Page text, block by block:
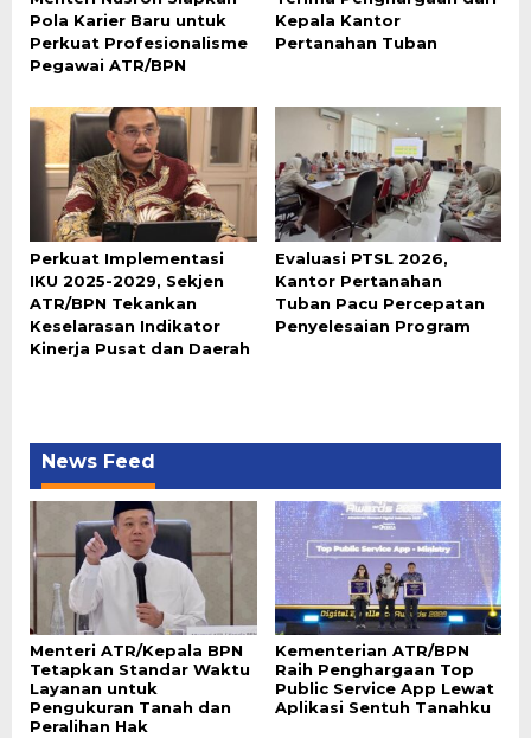
Pola Karier Baru untuk
Perkuat Profesionalisme
Pegawai ATR/BPN
Kepala Kantor
Pertanahan Tuban
Perkuat Implementasi
IKU 2025-2029, Sekjen
ATR/BPN Tekankan
Keselarasan Indikator
Kinerja Pusat dan Daerah
Evaluasi PTSL 2026,
Kantor Pertanahan
Tuban Pacu Percepatan
Penyelesaian Program
News Feed
Menteri ATR/Kepala BPN
Tetapkan Standar Waktu
Layanan untuk
Pengukuran Tanah dan
Peralihan Hak
Kementerian ATR/BPN
Raih Penghargaan Top
Public Service App Lewat
Aplikasi Sentuh Tanahku